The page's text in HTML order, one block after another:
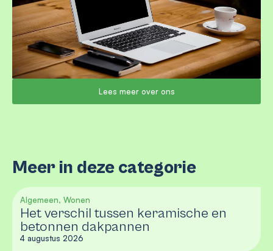
Lees meer over ons
Meer in deze categorie
Algemeen, Wonen
Het verschil tussen keramische en
betonnen dakpannen
4 augustus 2026